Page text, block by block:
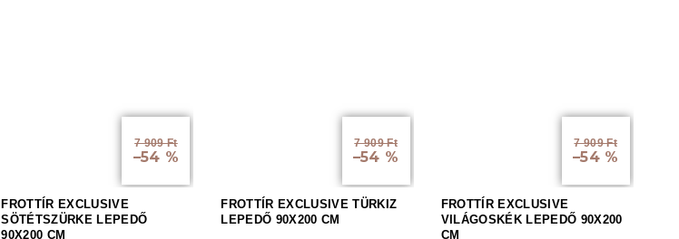
7 909 Ft
–54 %
FROTTÍR EXCLUSIVE
SÖTÉTSZÜRKE LEPEDŐ
90X200 CM
7 909 Ft
–54 %
FROTTÍR EXCLUSIVE TÜRKIZ
LEPEDŐ 90X200 CM
7 909 Ft
–54 %
FROTTÍR EXCLUSIVE
VILÁGOSKÉK LEPEDŐ 90X200
CM